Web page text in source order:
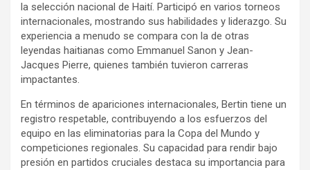
la selección nacional de Haití. Participó en varios torneos
internacionales, mostrando sus habilidades y liderazgo. Su
experiencia a menudo se compara con la de otras
leyendas haitianas como Emmanuel Sanon y Jean-
Jacques Pierre, quienes también tuvieron carreras
impactantes.
En términos de apariciones internacionales, Bertin tiene un
registro respetable, contribuyendo a los esfuerzos del
equipo en las eliminatorias para la Copa del Mundo y
competiciones regionales. Su capacidad para rendir bajo
presión en partidos cruciales destaca su importancia para